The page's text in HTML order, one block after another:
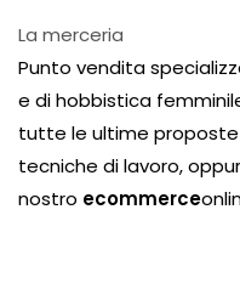
La merceria
Punto vendita
e di hobbistica
tutte le ultime
tecniche di lavoro,
nostro ecommerce